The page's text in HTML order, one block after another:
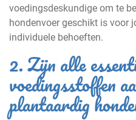
voedingsdeskundige om te
hondenvoer geschikt is voor
individuele behoeften.
2. Zijn alle
voedingsstoffen
plantaardig